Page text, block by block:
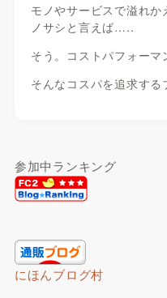
モノやサービスで溢れ
ノサシと言えば…..
そう。コストパフォーマ
そんなコスパを追求する
参加中ランキング
にほんブログ村